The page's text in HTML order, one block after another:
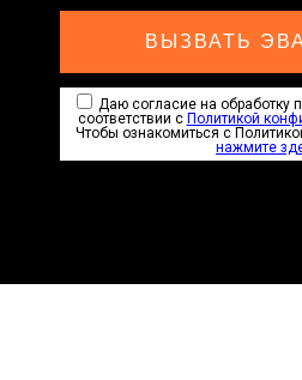
ВЫЗВАТЬ
Даю согласие на обработку
соответствии с Политикой
Чтобы ознакомиться с
нажмите